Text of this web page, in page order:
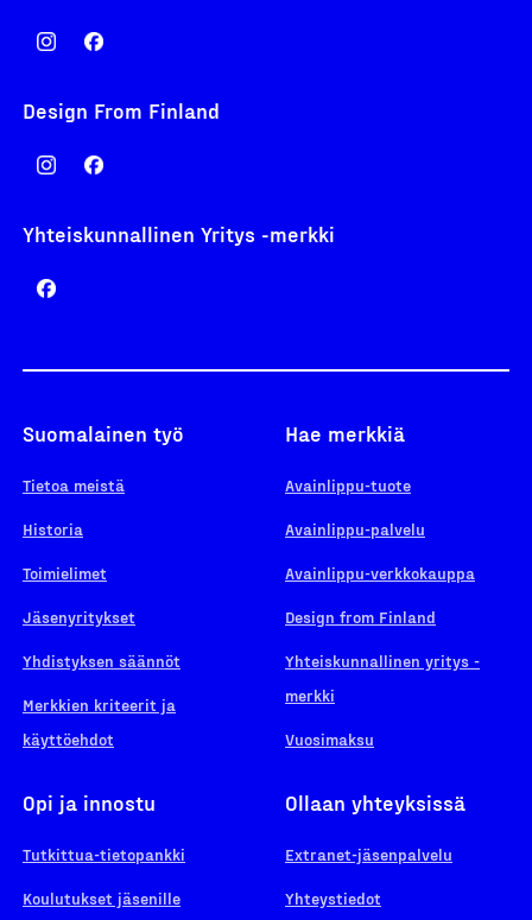
Design From Finland
Yhteiskunnallinen Yritys -merkki
Suomalainen työ
Tietoa meistä
Historia
Toimielimet
Jäsenyritykset
Yhdistyksen säännöt
Merkkien kriteerit ja
käyttöehdot
Hae merkkiä
Avainlippu-tuote
Avainlippu-palvelu
Avainlippu-verkkokauppa
Design from Finland
Yhteiskunnallinen yritys -
merkki
Vuosimaksu
Opi ja innostu
Tutkittua-tietopankki
Koulutukset jäsenille
Ollaan yhteyksissä
Extranet-jäsenpalvelu
Yhteystiedot